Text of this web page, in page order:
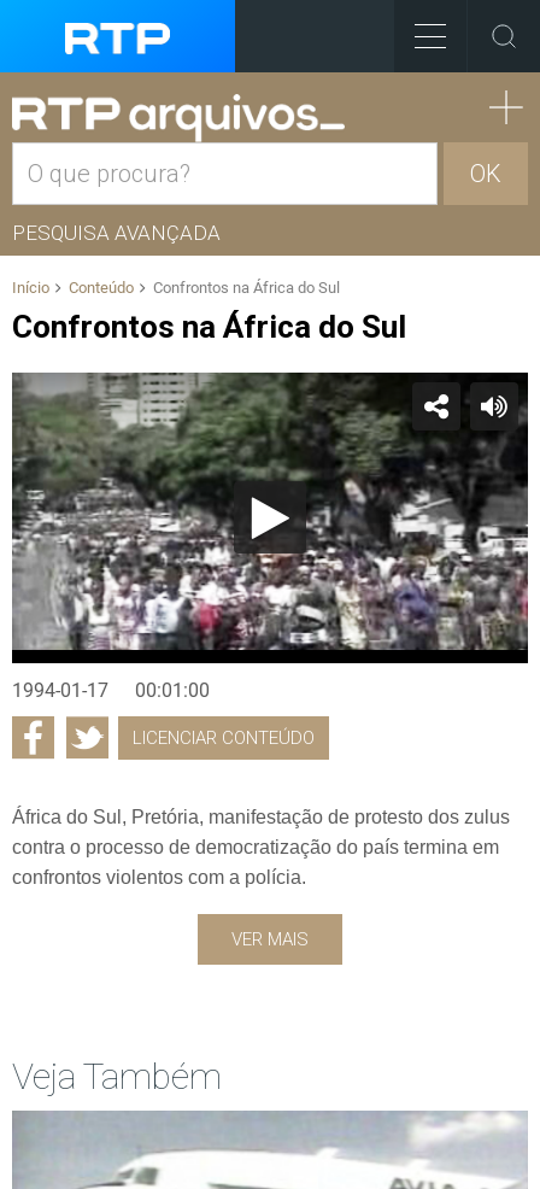
OK
PESQUISA AVANÇADA
Início Conteúdo Confrontos na África do Sul
Confrontos na África do Sul
1994-01-17 00:01:00
LICENCIAR CONTEÚDO
África do Sul, Pretória, manifestação de protesto dos zulus
contra o processo de democratização do país termina em
confrontos violentos com a polícia.
VER MAIS
Veja Também